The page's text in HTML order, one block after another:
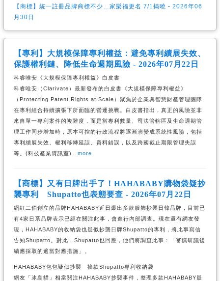
【商標】統一註冊品牌商標不少…家樂福更名 7/1揭曉 - 2026年06
月30日
【專利】大規模保障專利權益：避免專利續展失效、
保護權利鏈、降低生命週期風險 - 2026年07月22日
科睿唯安《大規模保障專利權益》白皮書
科睿唯安（Clarivate）最新發布的白皮書《大規模保障專利權益》
（Protecting Patent Rights at Scale）聚焦於企業與智慧財產管理團隊
在專利組合持續擴張下所面臨的營運挑戰。白皮書指出，真正的風險並非
來自單一專利案件的複雜度，而是當專利數量、司法管轄區及生命週期管
理工作同步增加時，原本可控的行政流程將逐漸演變成系統性風險，包括
專利續展失效、權利移轉延誤、資料錯誤，以及跨國截止期限管理失誤
等。(科技產業資訊室)... more
【商標】又有日牌出手了！HAHABABY購物袋疑抄
襲專利 Shupatto也表態要查 - 2026年07月22日
網紅二伯創立的品牌HAHABABY近日爆出多款服飾抄襲日韓品牌，目前已
有4家日系品牌表示已經在關注此事，會進行內部調查。現在還有網友發
現，HAHABABY的收納袋也疑似抄襲日牌Shupatto的專利，將此事寫信
告知Shupatto。對此，Shupatto也回應，他們將調查此事：「審慎研議後
續應採取的適當對應措施」。
HAHABABY包包疑似抄襲 撞款Shupatto專利收納袋
網友「冰島貓」相當關注HAHABABY抄襲事件，整理多款HAHABABY疑